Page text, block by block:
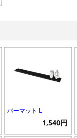
バーマット L
1,540円